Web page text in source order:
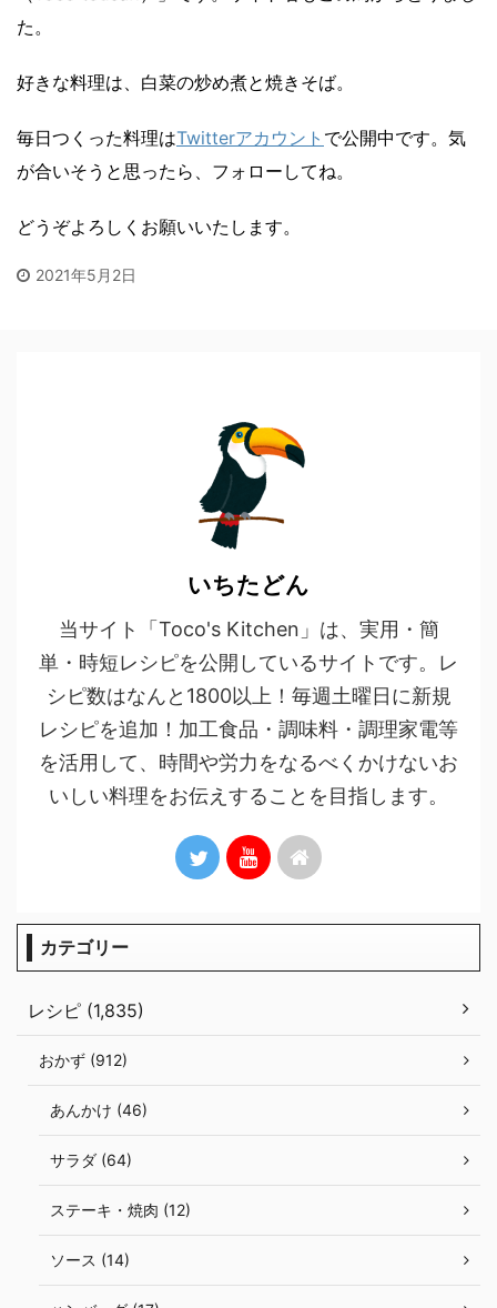
た。
好きな料理は、白菜の炒め煮と焼きそば。
毎日つくった料理はTwitterアカウント で公開中です。気
が合いそうと思ったら、フォローしてね。
どうぞよろしくお願いいたします。
2021年5月2日
いちたどん
当サイト「Toco's Kitchen」は、実用・簡
単・時短レシピを公開しているサイトです。レ
シピ数はなんと1800以上！毎週土曜日に新規
レシピを追加！加工食品・調味料・調理家電等
を活用して、時間や労力をなるべくかけないお
いしい料理をお伝えすることを目指します。
カテゴリー
レシピ (1,835)
おかず (912)
あんかけ (46)
サラダ (64)
ステーキ・焼肉 (12)
ソース (14)